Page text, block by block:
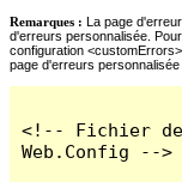
Remarques : La page
d'erreurs personnalisée.
configuration
page d'erreurs personnalisée
<!-- Fichier
Web.Config -->